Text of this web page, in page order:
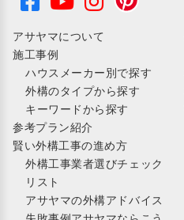
アサヤマについて
施工事例
ハウスメーカー別で探す
外構のタイプから探す
キーワードから探す
参考プラン紹介
賢い外構工事の進め方
外構工事業者選びチェック
リスト
アサヤマの外構アドバイス